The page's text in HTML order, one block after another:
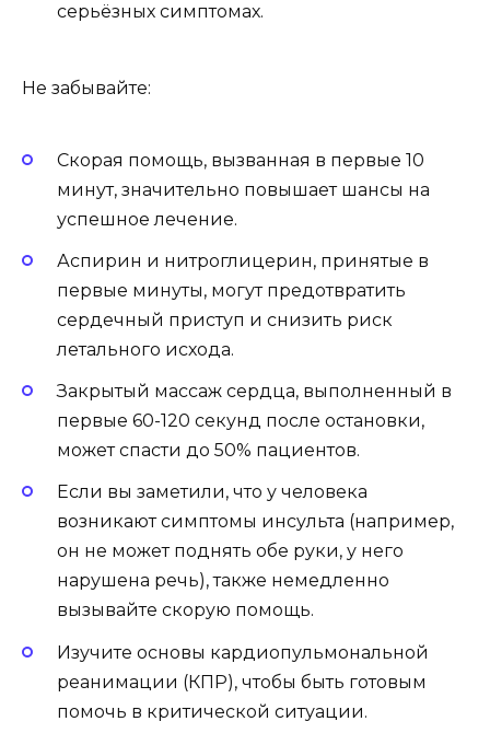
серьёзных симптомах.
Не забывайте:
Скорая помощь, вызванная в первые 10
минут, значительно повышает шансы на
успешное лечение.
Аспирин и нитроглицерин, принятые в
первые минуты, могут предотвратить
сердечный приступ и снизить риск
летального исхода.
Закрытый массаж сердца, выполненный в
первые 60-120 секунд после остановки,
может спасти до 50% пациентов.
Если вы заметили, что у человека
возникают симптомы инсульта (например,
он не может поднять обе руки, у него
нарушена речь), также немедленно
вызывайте скорую помощь.
Изучите основы кардиопульмональной
реанимации (КПР), чтобы быть готовым
помочь в критической ситуации.